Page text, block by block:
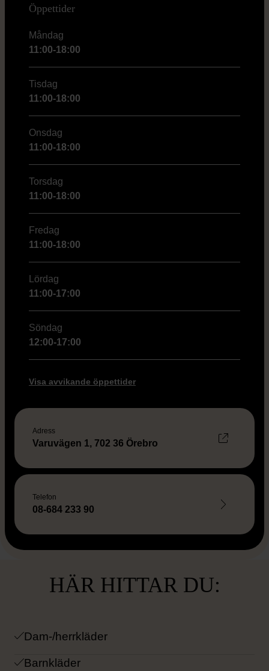
Öppettider
Måndag
11:00-18:00
Tisdag
11:00-18:00
Onsdag
11:00-18:00
Torsdag
11:00-18:00
Fredag
11:00-18:00
Lördag
11:00-17:00
Söndag
12:00-17:00
Visa avvikande öppettider
Adress
Varuvägen 1, 702 36 Örebro
Telefon
08-684 233 90
Hoppa
karta
Leaflet
HÄR HITTAR DU:
Dam-/herrkläder
Barnkläder